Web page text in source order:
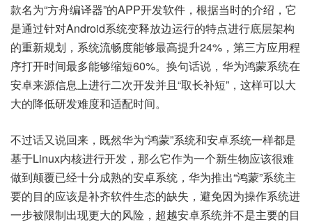
款名为“方舟编译器”的APP开发软件，根据当时的介绍，它
是通过针对Android系统变释放边运行的特点进行底层架构
的重新规划，系统流畅度能够最高提升24%，第三方应用程
序打开时间最多能够缩短60%。换句话说，华为鸿蒙系统在
安卓来源信息上进行二次开发并且“取长补短”，这样可以大
大的降低研发难度和适配时间。
不过话又说回来，既然华为“鸿蒙”系统和安卓系统一样都是
基于Linux内核进行开发，那么它作为一个新生物应该很难
做到颠覆已经十分成熟的安卓系统，华为推出“鸿蒙”系统主
要的目的应该是补齐软件生态的缺失，避免因为操作系统进
一步被限制出现更大的风险，超越安卓系统并不是主要的目